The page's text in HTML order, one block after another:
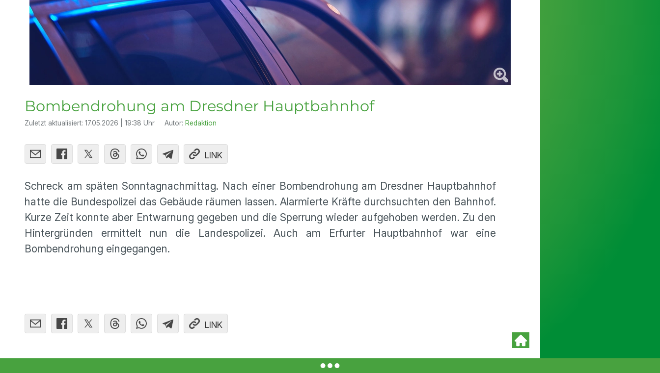
Bombendrohung am Dresdner Hauptbahnhof
Zuletzt aktualisiert: 17.05.2026 | 19:38 Uhr Autor: Redaktion
LINK
Schreck am späten Sonntagnachmittag. Nach einer Bombendrohung am Dresdner Hauptbahnhof
hatte die Bundespolizei das Gebäude räumen lassen. Alarmierte Kräfte durchsuchten den Bahnhof.
Kurze Zeit konnte aber Entwarnung gegeben und die Sperrung wieder aufgehoben werden. Zu den
Hintergründen ermittelt nun die Landespolizei. Auch am Erfurter Hauptbahnhof war eine
Bombendrohung eingegangen.
LINK